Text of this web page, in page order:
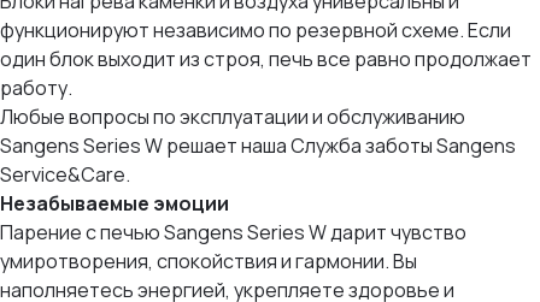
функционируют независимо по резервной схеме. Если
один блок выходит из строя, печь все равно продолжает
работу.
Любые вопросы по эксплуатации и обслуживанию
Sangens Series W решает наша Служба заботы Sangens
Service&Care.
Незабываемые эмоции
Парение с печью Sangens Series W дарит чувство
умиротворения, спокойствия и гармонии. Вы
наполняетесь энергией, укрепляете здоровье и